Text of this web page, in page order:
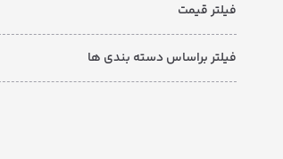
فیلتر قیمت
فیلتر براساس دسته بندی ها